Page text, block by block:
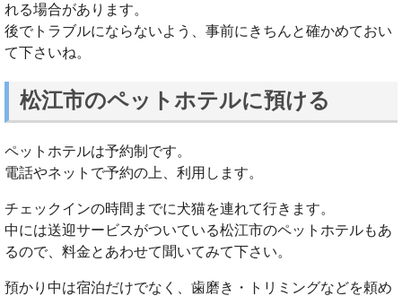
れる場合があります。
後でトラブルにならないよう、事前にきちんと確かめておい
て下さいね。
松江市のペットホテルに預ける
ペットホテルは予約制です。
電話やネットで予約の上、利用します。
チェックインの時間までに犬猫を連れて行きます。
中には送迎サービスがついている松江市のペットホテルもあ
るので、料金とあわせて聞いてみて下さい。
預かり中は宿泊だけでなく、歯磨き・トリミングなどを頼め